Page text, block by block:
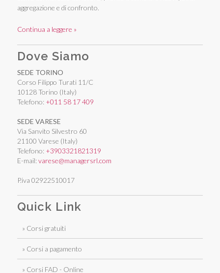
aggregazione e di confronto.
Continua a leggere »
Dove Siamo
SEDE TORINO
Corso Filippo Turati 11/C
10128 Torino (Italy)
Telefono: +011 58 17 409
SEDE VARESE
Via Sanvito Silvestro 60
21100 Varese (Italy)
Telefono: +3903321821319
E-mail:varese@managersrl.com
P.iva 02922510017
Quick Link
» Corsi gratuiti
» Corsi a pagamento
» Corsi FAD - Online